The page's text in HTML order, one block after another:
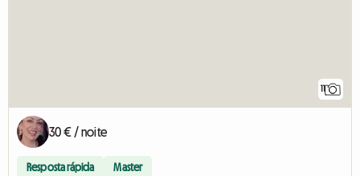
11
30 € / noite
Resposta rápida Master